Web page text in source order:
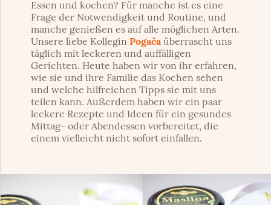
Essen und kochen? Für manche ist es eine
Frage der Notwendigkeit und Routine, und
manche genießen es auf alle möglichen Arten.
Unsere liebe Kollegin Pogača überrascht uns
täglich mit leckeren und auffälligen
Gerichten. Heute haben wir von ihr erfahren,
wie sie und ihre Familie das Kochen sehen
und welche hilfreichen Tipps sie mit uns
teilen kann. Außerdem haben wir ein paar
leckere Rezepte und Ideen für ein gesundes
Mittag- oder Abendessen vorbereitet, die
einem vielleicht nicht sofort einfallen.